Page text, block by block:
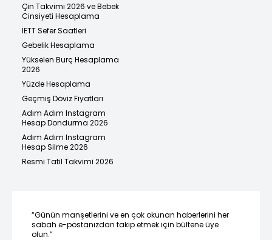
Çin Takvimi 2026 ve Bebek
Cinsiyeti Hesaplama
İETT Sefer Saatleri
Gebelik Hesaplama
Yükselen Burç Hesaplama
2026
Yüzde Hesaplama
Geçmiş Döviz Fiyatları
Adım Adım Instagram
Hesap Dondurma 2026
Adım Adım Instagram
Hesap Silme 2026
Resmi Tatil Takvimi 2026
“Günün manşetlerini ve en çok okunan haberlerini her
sabah e-postanızdan takip etmek için bültene üye
olun.”